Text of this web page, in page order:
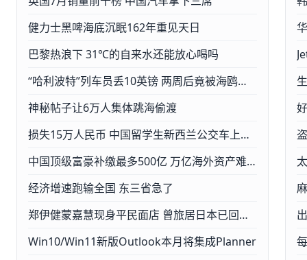
健力士黑啤海底沉眠162年重见天日
巴黎热浪下 31℃的自来水还能放心喝吗
“哈利波特”列车员丢10英镑 两周后竟被海鸥叼回
神秘帖子让6万人集体跳海偷渡
损失15万人民币 中国留学生新西兰公交车上遭遇噩梦
中国顶级富豪补缴最多500亿 万亿海外资产难藏了
经济增速跑输全国 东三省急了
郑伊健蒙嘉慧现身平民面店 曾旅居日本已回流香港
Win10/Win11新版Outlook本月将集成Planner